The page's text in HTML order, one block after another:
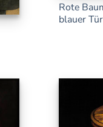
Rote
blauer Tür